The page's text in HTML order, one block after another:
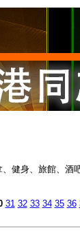
健身、旅館、酒
31 32 33 34 35 36